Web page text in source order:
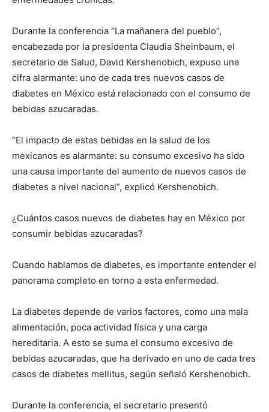
Durante la conferencia “La mañanera del pueblo”,
encabezada por la presidenta Claudia Sheinbaum, el
secretario de Salud, David Kershenobich, expuso una
cifra alarmante: uno de cada tres nuevos casos de
diabetes en México está relacionado con el consumo de
bebidas azucaradas.
“El impacto de estas bebidas en la salud de los
mexicanos es alarmante: su consumo excesivo ha sido
una causa importante del aumento de nuevos casos de
diabetes a nivel nacional”, explicó Kershenobich.
¿Cuántos casos nuevos de diabetes hay en México por
consumir bebidas azucaradas?
Cuando hablamos de diabetes, es importante entender el
panorama completo en torno a esta enfermedad.
La diabetes depende de varios factores, como una mala
alimentación, poca actividad física y una carga
hereditaria. A esto se suma el consumo excesivo de
bebidas azucaradas, que ha derivado en uno de cada tres
casos de diabetes mellitus, según señaló Kershenobich.
Durante la conferencia, el secretario presentó